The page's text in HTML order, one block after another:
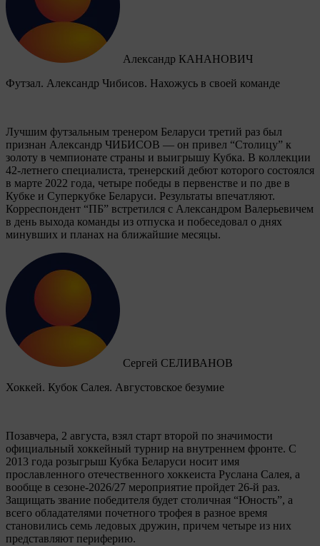
Александр КАНАНОВИЧ
Футзал. Александр Чибисов. Нахожусь в своей команде
Лучшим футзальным тренером Беларуси третий раз был
признан Александр ЧИБИСОВ — он привел “Столицу” к
золоту в чемпионате страны и выигрышу Кубка. В коллекции
42-летнего специалиста, тренерский дебют которого состоялся
в марте 2022 года, четыре победы в первенстве и по две в
Кубке и Суперкубке Беларуси. Результаты впечатляют.
Корреспондент “ПБ” встретился с Александром Валерьевичем
в день выхода команды из отпуска и побеседовал о днях
минувших и планах на ближайшие месяцы.
Сергей СЕЛИВАНОВ
Хоккей. Кубок Салея. Августовское безумие
Позавчера, 2 августа, взял старт второй по значимости
официальный хоккейный турнир на внутреннем фронте. C
2013 года розыгрыш Кубка Беларуси носит имя
прославленного отечественного хоккеиста Руслана Салея, а
вообще в сезоне-2026/27 мероприятие пройдет 26-й раз.
Защищать звание победителя будет столичная “Юность”, а
всего обладателями почетного трофея в разное время
становились семь ледовых дружин, причем четыре из них
представляют периферию.